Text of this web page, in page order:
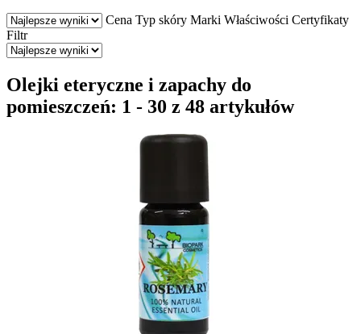
Cena Typ skóry Marki Właściwości Certyfikaty
Filtr
Olejki eteryczne i zapachy do
pomieszczeń: 1 - 30 z 48 artykułów